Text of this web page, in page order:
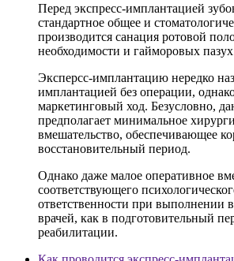
Перед экспресс-имплантацией
стандартное общее и
производится санация ротовой
необходимости и гайморовых
Эксперсс-имплантацию нередко
имплантацией без операции,
маркетинговый ход. Безусловно,
предполагает минимальное
вмешательство, обеспечивающее
восстановительный период.
Однако даже малое оперативное
соответствующего
ответственности при выполнении
врачей, как в подготовительный
реабилитации.